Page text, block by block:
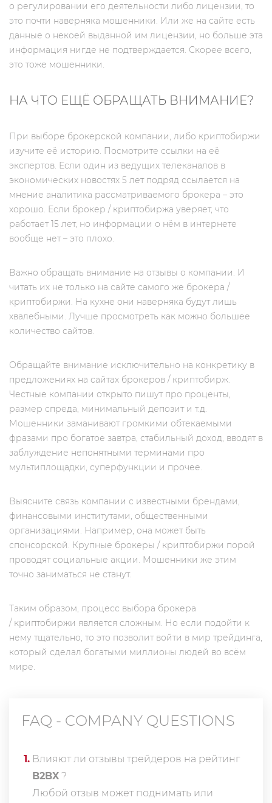
о регулировании его деятельности либо лицензии, то
это почти наверняка мошенники. Или же на сайте есть
данные о некоей выданной им лицензии, но больше эта
информация нигде не подтверждается. Скорее всего,
это тоже мошенники.
НА ЧТО ЕЩЁ ОБРАЩАТЬ ВНИМАНИЕ?
При выборе брокерской компании, либо криптобиржи
изучите её историю. Посмотрите ссылки на её
экспертов. Если один из ведущих телеканалов в
экономических новостях 5 лет подряд ссылается на
мнение аналитика рассматриваемого брокера – это
хорошо. Если брокер / криптобиржа уверяет, что
работает 15 лет, но информации о нём в интернете
вообще нет – это плохо.
Важно обращать внимание на отзывы о компании. И
читать их не только на сайте самого же брокера /
криптобиржи. На кухне они наверняка будут лишь
хвалебными. Лучше просмотреть как можно большее
количество сайтов.
Обращайте внимание исключительно на конкретику в
предложениях на сайтах брокеров / криптобирж.
Честные компании открыто пишут про проценты,
размер спреда, минимальный депозит и т.д.
Мошенники заманивают громкими обтекаемыми
фразами про богатое завтра, стабильный доход, вводят в
заблуждение непонятными терминами про
мультиплощадки, суперфункции и прочее.
Выясните связь компании с известными брендами,
финансовыми институтами, общественными
организациями. Например, она может быть
спонсорской. Крупные брокеры / криптобиржи порой
проводят социальные акции. Мошенники же этим
точно заниматься не станут.
Таким образом, процесс выбора брокера
/ криптобиржи является сложным. Но если подойти к
нему тщательно, то это позволит войти в мир трейдинга,
который сделал богатыми миллионы людей во всём
мире.
FAQ - COMPANY QUESTIONS
1. Влияют ли отзывы трейдеров на рейтинг
B2BX ?
Любой отзыв может поднимать или